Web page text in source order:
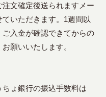
文確定後送られますメー
いただきます。1週間以
入金が確認できてからの
願いいたします。
ょ銀行の振込手数料は